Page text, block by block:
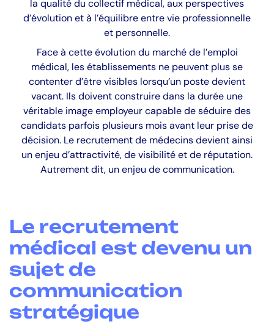
la qualité du collectif médical, aux perspectives
d’évolution et à l’équilibre entre vie professionnelle
et personnelle.
Face à cette évolution du marché de l’emploi
médical, les établissements ne peuvent plus se
contenter d’être visibles lorsqu’un poste devient
vacant. Ils doivent construire dans la durée une
véritable image employeur capable de séduire des
candidats parfois plusieurs mois avant leur prise de
décision. Le recrutement de médecins devient ainsi
un enjeu d’attractivité, de visibilité et de réputation.
Autrement dit, un enjeu de communication.
Le recrutement
médical est devenu un
sujet de
communication
stratégique